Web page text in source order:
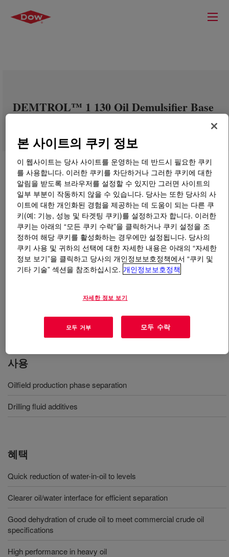
DEMTROL™ 1 130 Oil Demulsifier Base
무엇입니까 DEMTROL™ 1 130 Oil Demulsifier Base
A demulsifier base that can quickly reduce water-in-oil
phases for easier separation and effectively remove
more water to get closer to commercial crude oil
사용
Oilfield production phase separation
Drilling fluid additives
혜택
Quick reduction of water-in-oil to levels
Clearer oil/water interface for efficient separation
Good dehydration of crude oil to meet commercial crude oil
specifications
High performance in heavy oil
본 사이트의 쿠키 정보
이 웹사이트는 당사 사이트를 운영하는 데 반드시 필요한 쿠키
를 사용합니다. 이러한 쿠키를 차단하거나 그러한 쿠키에 대한
알림을 받도록 브라우저를 설정할 수 있지만 그러면 사이트의
일부 부분이 작동하지 않을 수 있습니다. 당사는 또한 당사의 사
이트에 대한 개인화된 경험을 제공하는 데 도움이 되는 다른 쿠
키(예: 기능, 성능 및 타겟팅 쿠키)를 설정하고자 합니다. 이러한
쿠키는 아래의 “모든 쿠키 수락”을 클릭하거나 쿠키 설정을 조
정하여 해당 쿠키를 활성화하는 경우에만 설정됩니다. 당사의
쿠키 사용 및 귀하의 선택에 대한 자세한 내용은 아래의 “자세한
정보 보기”을 클릭하고 당사의 개인정보보호정책에서 “쿠키 및
기타 기술” 섹션을 참조하십시오. 개인정보보호정책
자세한 정보 보기
모두 거부 모두 수락